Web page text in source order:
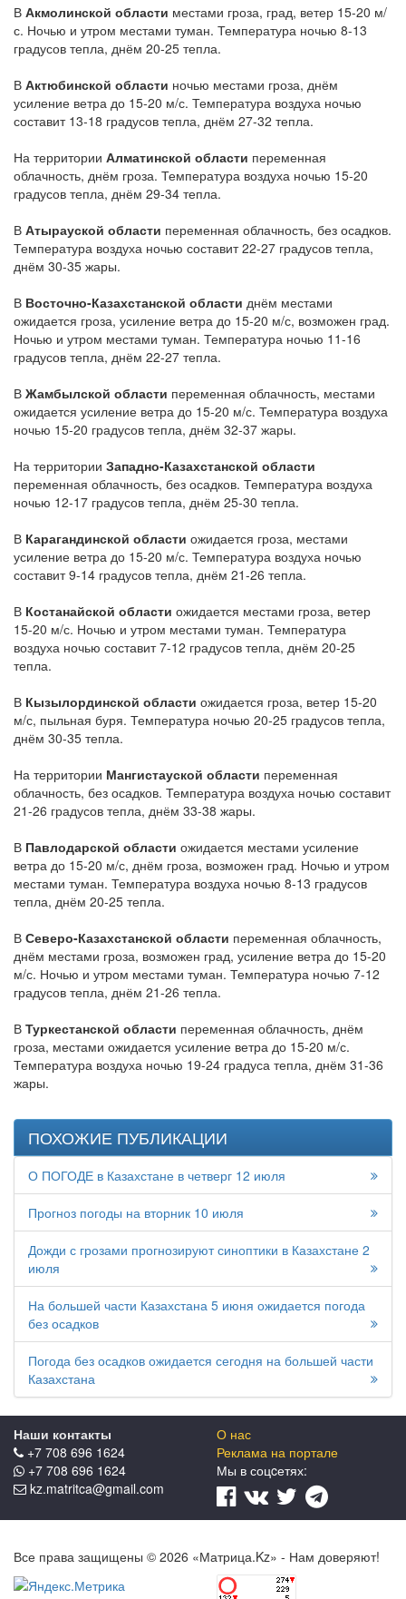
В Акмолинской области местами гроза, град, ветер 15-20 м/
с. Ночью и утром местами туман. Температура ночью 8-13
градусов тепла, днём 20-25 тепла.
В Актюбинской области ночью местами гроза, днём
усиление ветра до 15-20 м/с. Температура воздуха ночью
составит 13-18 градусов тепла, днём 27-32 тепла.
На территории Алматинской области переменная
облачность, днём гроза. Температура воздуха ночью 15-20
градусов тепла, днём 29-34 тепла.
В Атырауской области переменная облачность, без осадков.
Температура воздуха ночью составит 22-27 градусов тепла,
днём 30-35 жары.
В Восточно-Казахстанской области днём местами
ожидается гроза, усиление ветра до 15-20 м/с, возможен град.
Ночью и утром местами туман. Температура ночью 11-16
градусов тепла, днём 22-27 тепла.
В Жамбылской области переменная облачность, местами
ожидается усиление ветра до 15-20 м/с. Температура воздуха
ночью 15-20 градусов тепла, днём 32-37 жары.
На территории Западно-Казахстанской области
переменная облачность, без осадков. Температура воздуха
ночью 12-17 градусов тепла, днём 25-30 тепла.
В Карагандинской области ожидается гроза, местами
усиление ветра до 15-20 м/с. Температура воздуха ночью
составит 9-14 градусов тепла, днём 21-26 тепла.
В Костанайской области ожидается местами гроза, ветер
15-20 м/с. Ночью и утром местами туман. Температура
воздуха ночью составит 7-12 градусов тепла, днём 20-25
тепла.
В Кызылординской области ожидается гроза, ветер 15-20
м/с, пыльная буря. Температура ночью 20-25 градусов тепла,
днём 30-35 тепла.
На территории Мангистауской области переменная
облачность, без осадков. Температура воздуха ночью составит
21-26 градусов тепла, днём 33-38 жары.
В Павлодарской области ожидается местами усиление
ветра до 15-20 м/с, днём гроза, возможен град. Ночью и утром
местами туман. Температура воздуха ночью 8-13 градусов
тепла, днём 20-25 тепла.
В Северо-Казахстанской области переменная облачность,
днём местами гроза, возможен град, усиление ветра до 15-20
м/с. Ночью и утром местами туман. Температура ночью 7-12
градусов тепла, днём 21-26 тепла.
В Туркестанской области переменная облачность, днём
гроза, местами ожидается усиление ветра до 15-20 м/с.
Температура воздуха ночью 19-24 градуса тепла, днём 31-36
жары.
ПОХОЖИЕ ПУБЛИКАЦИИ
О ПОГОДЕ в Казахстане в четверг 12 июля
Прогноз погоды на вторник 10 июля
Дожди с грозами прогнозируют синоптики в Казахстане 2
июля
На большей части Казахстана 5 июня ожидается погода
без осадков
Погода без осадков ожидается сегодня на большей части
Казахстана
Наши контакты
+7 708 696 1624
+7 708 696 1624
kz.matritca@gmail.com
О нас
Реклама на портале
Мы в соцcетях:
Все права защищены © 2026 «Матрица.Kz» - Нам доверяют!